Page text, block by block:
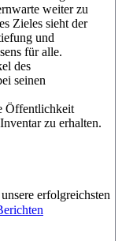
weiter zu
Zieles sieht der
und
für alle.
des
seinen
Öffentlichkeit
zu erhalten.
erfolgreichsten